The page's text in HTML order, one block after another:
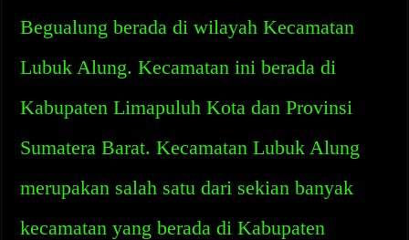
Begualung berada di wilayah Kecamatan
Lubuk Alung. Kecamatan ini berada di
Kabupaten Limapuluh Kota dan Provinsi
Sumatera Barat. Kecamatan Lubuk Alung
merupakan salah satu dari sekian banyak
kecamatan yang berada di Kabupaten